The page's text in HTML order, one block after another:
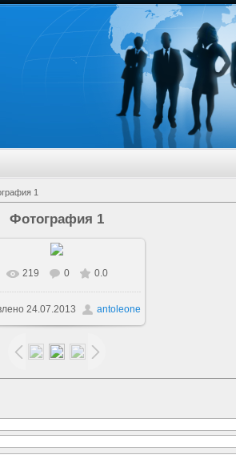
1
Фотография 1
В реальном размере 975x320
/ 57.7Kb
219 0 0.0
24.07.2013 antoleone